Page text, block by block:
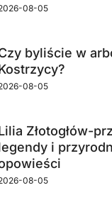
08-05
byliście w
08-05
Złotogłów-
i
08-05